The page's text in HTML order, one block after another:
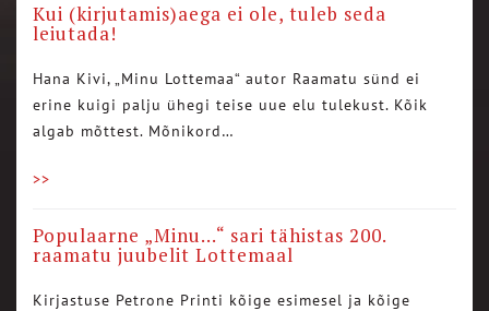
Kui (kirjutamis)aega ei ole, tuleb seda
leiutada!
Hana Kivi, „Minu Lottemaa“ autor Raamatu sünd ei
erine kuigi palju ühegi teise uue elu tulekust. Kõik
algab mõttest. Mõnikord…
>>
Populaarne „Minu…“ sari tähistas 200.
raamatu juubelit Lottemaal
Kirjastuse Petrone Printi kõige esimesel ja kõige